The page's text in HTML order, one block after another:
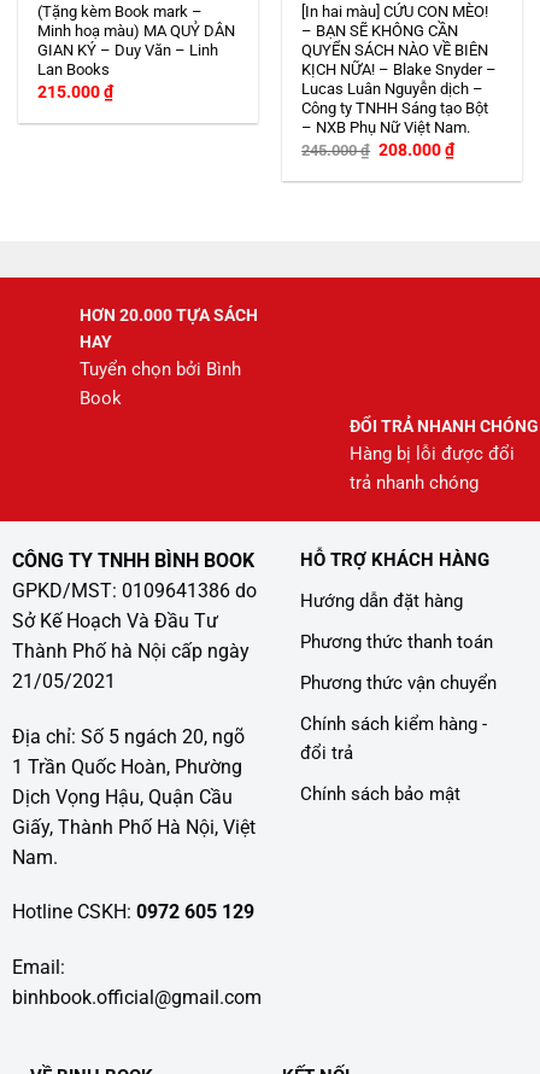
(Tặng kèm Book mark –
Minh hoạ màu) MA QUỶ DÂN
GIAN KÝ – Duy Văn – Linh
Lan Books
215.000₫
[In hai màu] CỨU CON MÈO!
– BẠN SẼ KHÔNG CẦN
QUYỂN SÁCH NÀO VỀ BIÊN
KỊCH NỮA! – Blake Snyder –
Lucas Luân Nguyễn dịch –
Công ty TNHH Sáng tạo Bột
– NXB Phụ Nữ Việt Nam.
245.000₫ Giá
là:
208.000₫Giá
hiện
tại
HƠN 20.000 TỰA SÁCH
HAY
Tuyển chọn bởi Bình
Book
ĐỔI TRẢ NHANH CHÓNG
Hàng bị lỗi được đổi
trả nhanh chóng
CÔNG TY TNHH BÌNH BOOK
GPKD/MST: 0109641386 do
Sở Kế Hoạch Và Đầu Tư
Thành Phố hà Nội cấp ngày
21/05/2021
Địa chỉ: Số 5 ngách 20, ngõ
1 Trần Quốc Hoàn, Phường
Dịch Vọng Hậu, Quận Cầu
Giấy, Thành Phố Hà Nội, Việt
Nam.
Hotline CSKH: 0972 605 129
Email:
binhbook.official@gmail.com
HỖ TRỢ KHÁCH HÀNG
Hướng dẫn đặt hàng
Phương thức thanh toán
Phương thức vận chuyển
Chính sách kiểm hàng -
đổi trả
Chính sách bảo mật